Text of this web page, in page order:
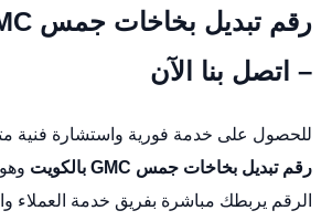
– اتصل بنا الآن
للحصول على خدمة فورية واستشارة فنية
رقم تبديل بخاخات جمس GMC بالكويت
وهو
الرقم يربطك مباشرة بفريق خدمة العملاء